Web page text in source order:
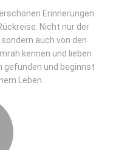
Erinnerungen
Nicht nur der
auch von den
kennen und lieben
gefunden und beginnst
Leben.